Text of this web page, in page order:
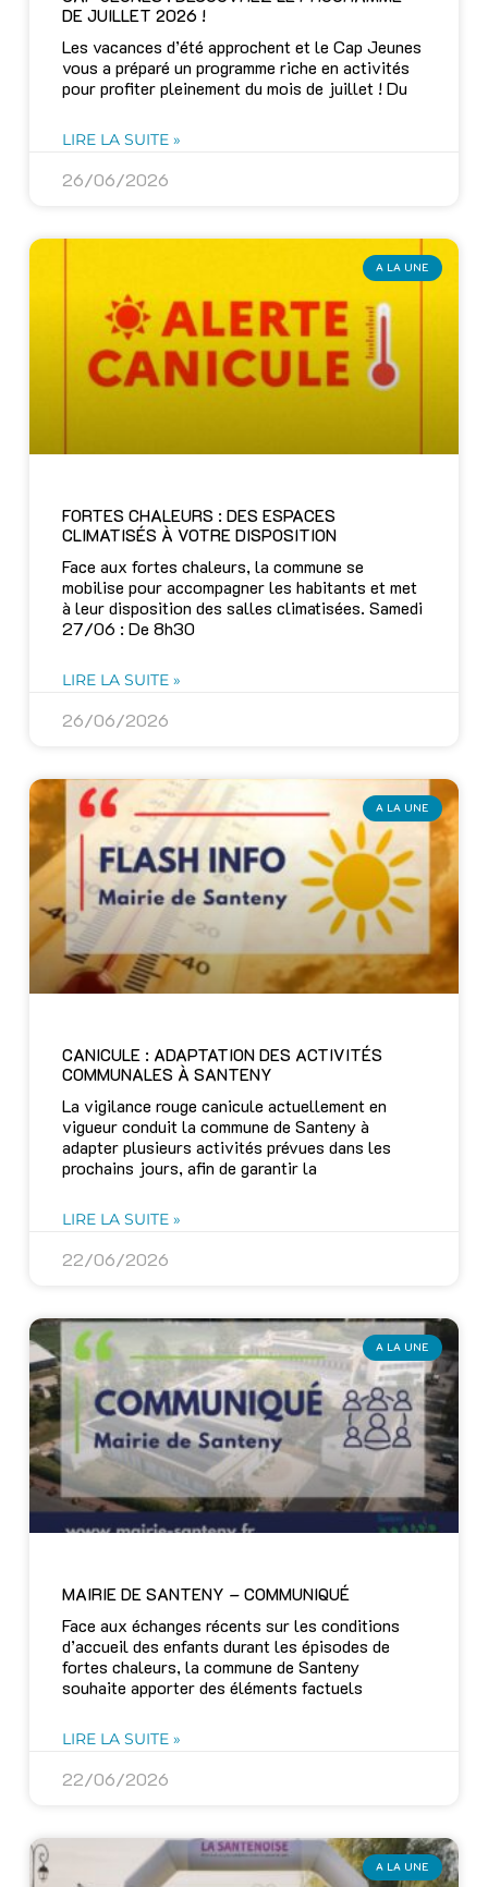
DE JUILLET 2026 !
Les vacances d’été approchent et le Cap Jeunes
vous a préparé un programme riche en activités
pour profiter pleinement du mois de juillet ! Du
LIRE LA SUITE »
26/06/2026
A LA UNE
FORTES CHALEURS : DES ESPACES
CLIMATISÉS À VOTRE DISPOSITION
Face aux fortes chaleurs, la commune se
mobilise pour accompagner les habitants et met
à leur disposition des salles climatisées. Samedi
27/06 : De 8h30
LIRE LA SUITE »
26/06/2026
A LA UNE
CANICULE : ADAPTATION DES ACTIVITÉS
COMMUNALES À SANTENY
La vigilance rouge canicule actuellement en
vigueur conduit la commune de Santeny à
adapter plusieurs activités prévues dans les
prochains jours, afin de garantir la
LIRE LA SUITE »
22/06/2026
A LA UNE
MAIRIE DE SANTENY – COMMUNIQUÉ
Face aux échanges récents sur les conditions
d’accueil des enfants durant les épisodes de
fortes chaleurs, la commune de Santeny
souhaite apporter des éléments factuels
LIRE LA SUITE »
22/06/2026
A LA UNE